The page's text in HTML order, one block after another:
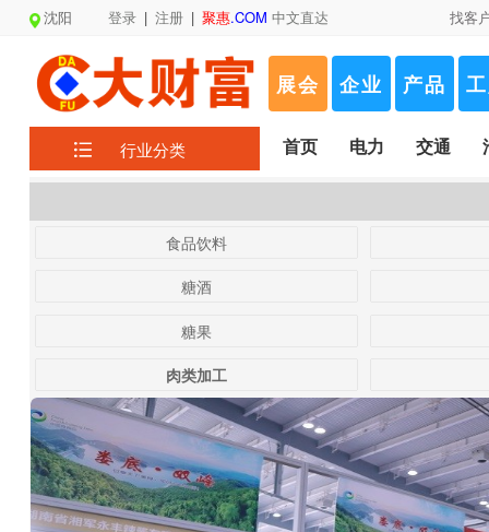
沈阳 登录 | 注册 | 聚惠.COM 中文直达 找客
展会 企业 产品
行业分类 首页 电力 交通
食品饮料
糖酒
糖果
肉类加工